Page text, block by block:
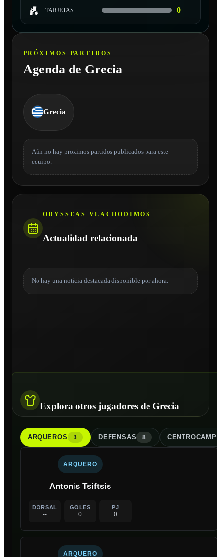
TARJETAS 0
PRÓXIMOS PARTIDOS
Agenda de Grecia
Grecia
Aún no hay proximos partidos publicados para este
equipo.
ODYSSEAS VLACHODIMOS
Actualidad relacionada
No hay una noticia destacada disponible por ahora.
Explora otros jugadores de Grecia
ARQUEROS 3 DEFENSAS 8
ARQUERO
Antonis Tsiftsis
DORSAL
--
GOLES
0
PJ
0
ARQUERO